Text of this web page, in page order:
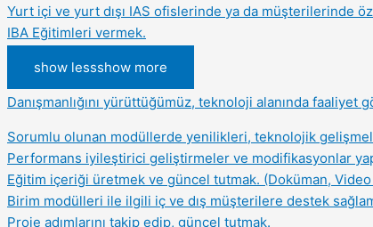
Yurt içi ve yurt dışı IAS ofislerinde ya da müşterilerinde
IBA Eğitimleri vermek.
show lessshow more
Danışmanlığını yürüttüğümüz, teknoloji alanında faaliyet
Sorumlu olunan modüllerde yenilikleri, teknolojik
Performans iyileştirici geliştirmeler ve modifikasyonlar
Eğitim içeriği üretmek ve güncel tutmak. (Doküman, Video
Birim modülleri ile ilgili iç ve dış müşterilere destek
Proje adımlarını takip edip, güncel tutmak.